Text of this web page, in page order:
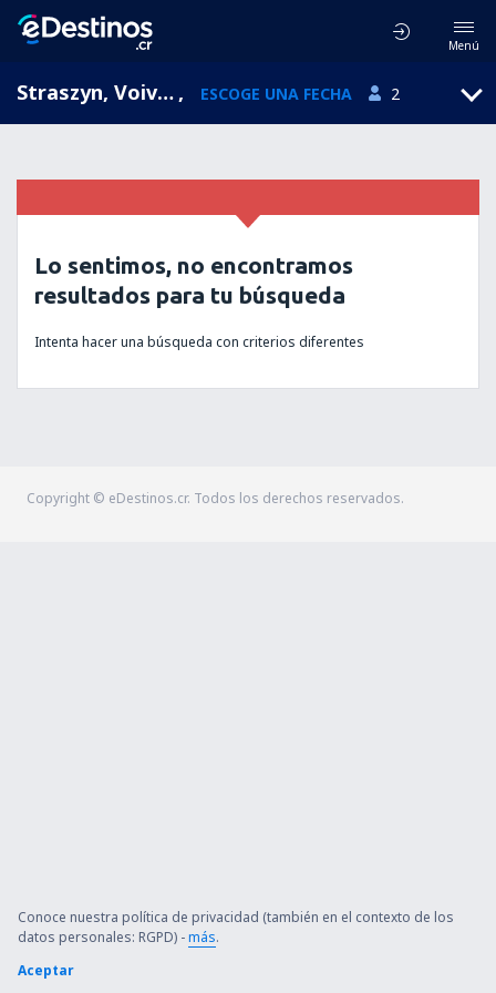
Menú
Straszyn, Voivodato de Pomerania, Polonia , ESCOGE UNA FECHA 2
Lo sentimos, no encontramos
resultados para tu búsqueda
Intenta hacer una búsqueda con criterios diferentes
Copyright © eDestinos.cr. Todos los derechos reservados.
Conoce nuestra política de privacidad (también en el contexto de los
datos personales: RGPD) -más.
Aceptar